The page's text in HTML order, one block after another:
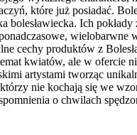
które już posiadać.
bolesławiecka. Ich
cechy produktów z
kwiatów, ale w ofercie
artystami tworząc
nie kochają się we
o chwilach